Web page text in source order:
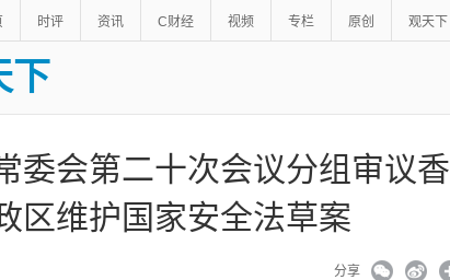
时评 资讯 C财经 视频 专栏 原创 观天下
下
委会第二十次会议分组审议香
区维护国家安全法草案
分享